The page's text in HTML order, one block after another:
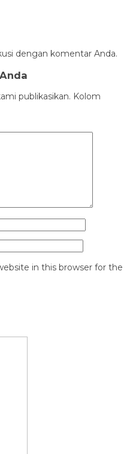
dengan komentar Anda.
publikasikan. Kolom
in this browser for the